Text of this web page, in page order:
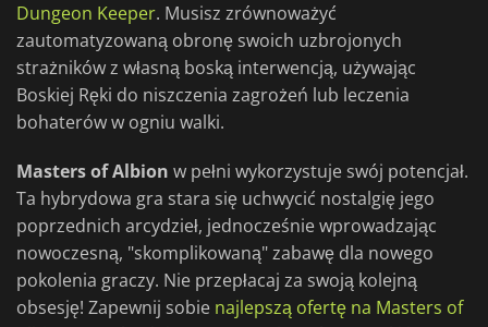
Dungeon Keeper. Musisz zrównoważyć
zautomatyzowaną obronę swoich uzbrojonych
strażników z własną boską interwencją, używając
Boskiej Ręki do niszczenia zagrożeń lub leczenia
bohaterów w ogniu walki.
Masters of Albion w pełni wykorzystuje swój potencjał.
Ta hybrydowa gra stara się uchwycić nostalgię jego
poprzednich arcydzieł, jednocześnie wprowadzając
nowoczesną, "skomplikowaną" zabawę dla nowego
pokolenia graczy. Nie przepłacaj za swoją kolejną
obsesję! Zapewnij sobie najlepszą ofertę na Masters of